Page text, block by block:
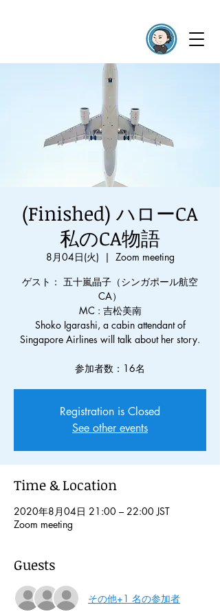
(Finished) ハローCA
私のCA物語
8月04日(火)
  |
Zoom meeting
ゲスト： 五十嵐晶子（シンガポール航空
CA）
MC : 吉松美南
Shoko Igarashi, a cabin attendant of
Singapore Airlines will talk about her story.
参加者数：16名
Registration is Closed
See other events
Time & Location
2020年8月04日 21:00 – 22:00 JST
Zoom meeting
Guests
その他+1 名の参加者